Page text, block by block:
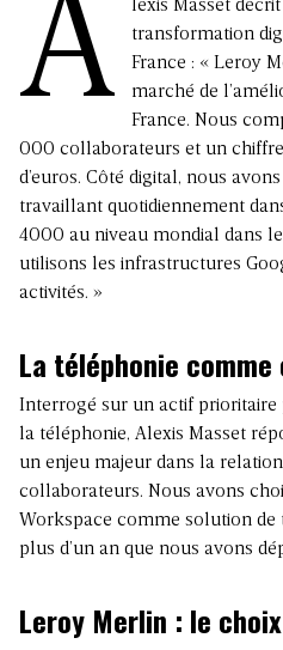
A
lexis Masset
transformation
France : « Leroy
marché de
France. Nous
000 collaborateurs et un chiffre
d’euros. Côté digital, nous
travaillant quotidiennement
4000 au niveau mondial dans
utilisons les infrastructures
activités. »
La téléphonie
Interrogé sur un actif
la téléphonie, Alexis Masset
un enjeu majeur dans la
collaborateurs. Nous avons
Workspace comme solution de
plus d’un an que nous avons
Leroy Merlin : le